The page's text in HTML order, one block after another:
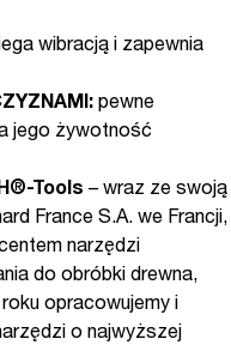
wibracją i zapewnia
pewne
jego żywotność
Tools – wraz ze swoją
France S.A. we Francji,
narzędzi
do obróbki drewna,
opracowujemy i
o najwyższej